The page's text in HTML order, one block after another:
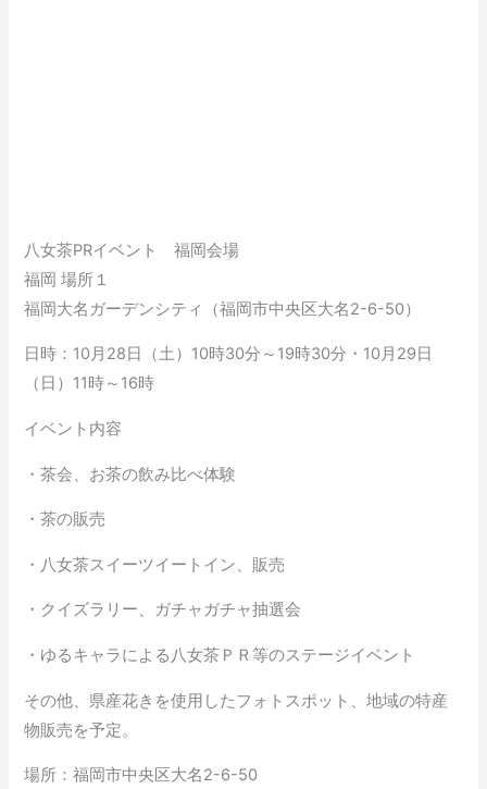
八女茶PRイベント 福岡会場
福岡 場所１
福岡大名ガーデンシティ（福岡市中央区大名2-6-50）
日時：10月28日（土）10時30分～19時30分・10月29日
（日）11時～16時
イベント内容
・茶会、お茶の飲み比べ体験
・茶の販売
・八女茶スイーツイートイン、販売
・クイズラリー、ガチャガチャ抽選会
・ゆるキャラによる八女茶ＰＲ等のステージイベント
その他、県産花きを使用したフォトスポット、地域の特産
物販売を予定。
場所：福岡市中央区大名2-6-50